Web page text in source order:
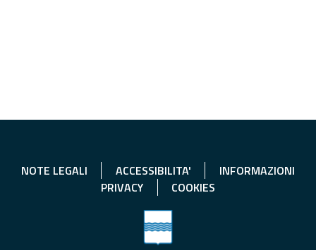
NOTE LEGALI ACCESSIBILITA'
INFORMAZIONI
PRIVACY
COOKIES